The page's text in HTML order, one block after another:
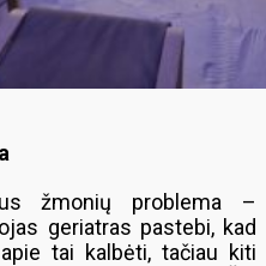
žmonių problema –
geriatras pastebi, kad
tai kalbėti, tačiau kiti